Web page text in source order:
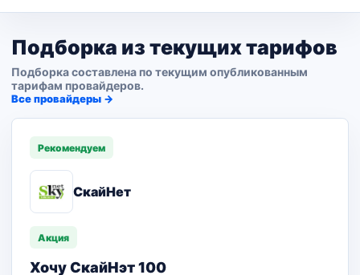
Подборка из текущих тарифов
Подборка составлена по текущим опубликованным
тарифам провайдеров.
Все провайдеры →
Рекомендуем
СкайНет
Акция
Хочу СкайНэт 100